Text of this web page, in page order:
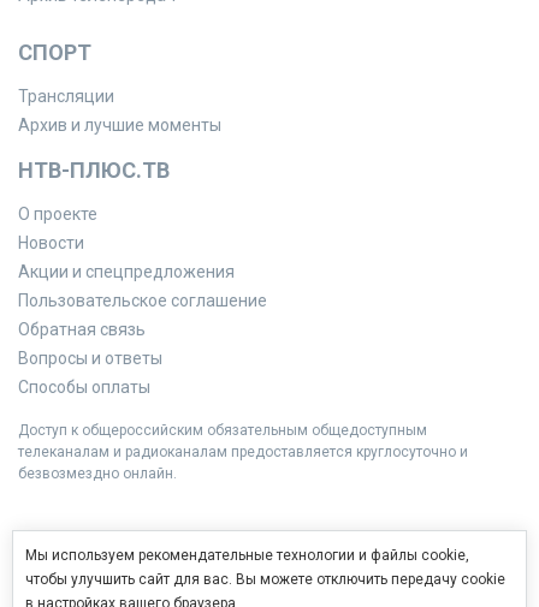
СПОРТ
Трансляции
Архив и лучшие моменты
НТВ-ПЛЮС.ТВ
О проекте
Новости
Акции и спецпредложения
Пользовательское соглашение
Обратная связь
Вопросы и ответы
Способы оплаты
Доступ к общероссийским обязательным общедоступным
телеканалам и радиоканалам предоставляется круглосуточно и
безвозмездно онлайн.
Мы используем рекомендательные технологии и файлы cookie,
чтобы улучшить сайт для вас. Вы можете отключить передачу cookie
в настройках вашего браузера